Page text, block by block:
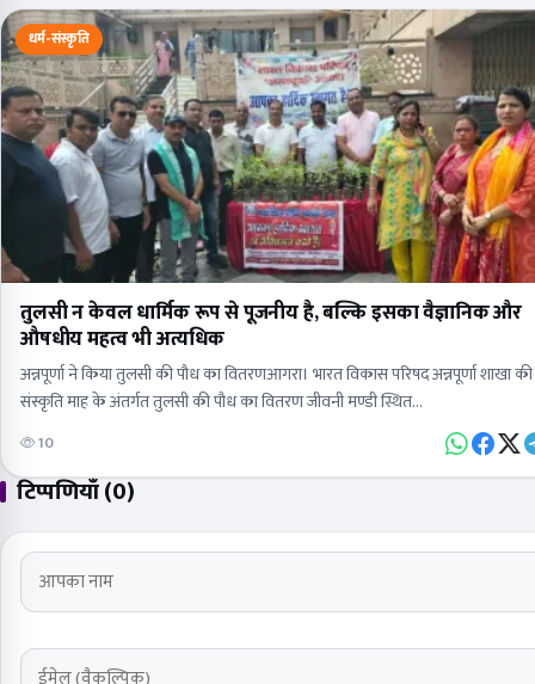
धर्म-संस्कृति
तुलसी न केवल धार्मिक रूप से पूजनीय है, बल्कि इसका वैज्ञानिक और
औषधीय महत्व भी अत्यधिक
अन्नपूर्णा ने किया तुलसी की पौध का वितरणआगरा। भारत विकास परिषद अन्नपूर्णा शाखा
संस्कृति माह के अंतर्गत तुलसी की पौध का वितरण जीवनी मण्डी स्थित…
10
टिप्पणियाँ (0)